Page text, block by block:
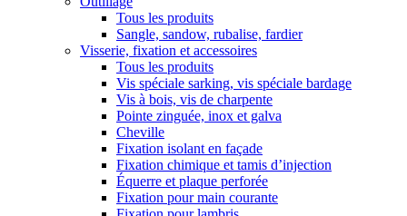
Tous les produits
Sangle, sandow, rubalise, fardier
Visserie, fixation et accessoires
Tous les produits
Vis spéciale sarking, vis spéciale bardage
Vis à bois, vis de charpente
Pointe zinguée, inox et galva
Cheville
Fixation isolant en façade
Fixation chimique et tamis d’injection
Équerre et plaque perforée
Fixation pour main courante